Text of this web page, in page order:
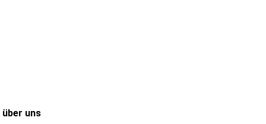
über uns